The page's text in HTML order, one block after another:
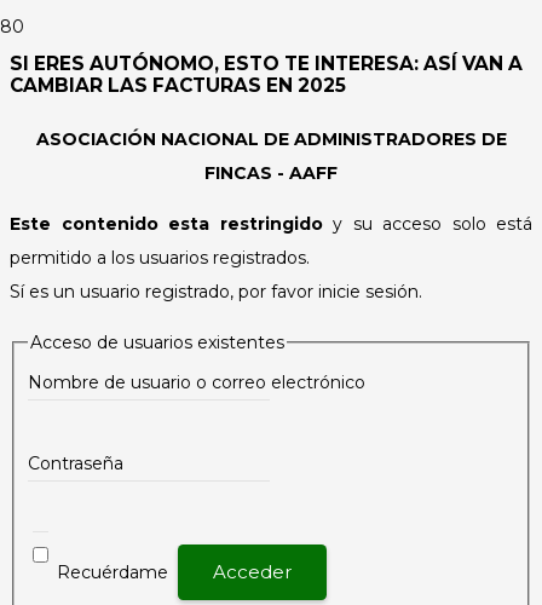
SI ERES AUTÓNOMO, ESTO TE INTERESA: ASÍ VAN A
CAMBIAR LAS FACTURAS EN 2025
ASOCIACIÓN NACIONAL DE ADMINISTRADORES DE
FINCAS - AAFF
Este contenido esta restringidoy su acceso solo está
permitido a los usuarios registrados.
Sí es un usuario registrado, por favor inicie sesión.
Acceso de usuarios existentes
Nombre de usuario o correo electrónico
Contraseña
Recuérdame